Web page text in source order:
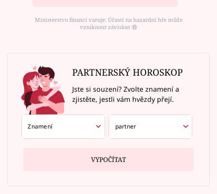
Ministerstvo financí varuje: Účastí na hazardní hře může
vzniknout závislost ⑱
PARTNERSKÝ HOROSKOP
Jste si souzení? Zvolte znamení a
zjistěte, jestli vám hvězdy přejí.
VYPOČÍTAT